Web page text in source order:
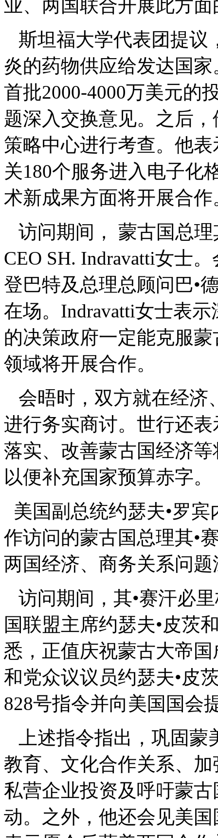
业、两国联合开展此方
斯坦福大学代表团提议
炎的药物供应给发达国
首批2000-4000万美元的
题深入交换意见。之后
策略中心进行考查。他
关180个服务进入电子化
术新成果方面将开展合作
访问期间， 蒙古国总理
CEO SH. Indravatti女士
登巴特及总理总顾问巴•
在场。Indravatti女士表
的决策政府一定能克服
领域将开展合作。
会晤时，双方就在经济
进行务实商讨。世行还
落实、改善蒙古国经济
以便补充国家预算赤字。
美国副总统约瑟夫•罗宾
作访问的蒙古国总理其•
两国经济、商务关系问
访问期间，其•赛汗必
国联盟主席约瑟夫•皮茨
悉，正值庆祝蒙古大帝
和党众议议员约瑟夫•皮
828号指令并向美国国会
上述指令指出，巩固蒙
教育、文化合作关系、
私营企业投资及呼吁蒙
动。之外，他还会见美